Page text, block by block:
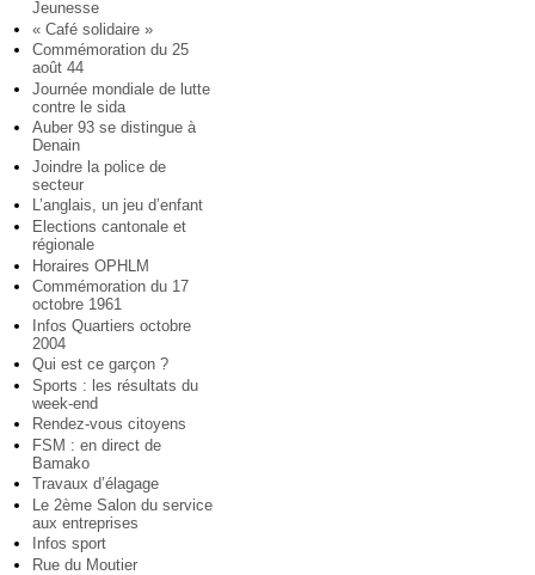
Jeunesse
« Café solidaire »
Commémoration du 25
août 44
Journée mondiale de lutte
contre le sida
Auber 93 se distingue à
Denain
Joindre la police de
secteur
L’anglais, un jeu d’enfant
Elections cantonale et
régionale
Horaires OPHLM
Commémoration du 17
octobre 1961
Infos Quartiers octobre
2004
Qui est ce garçon ?
Sports : les résultats du
week-end
Rendez-vous citoyens
FSM : en direct de
Bamako
Travaux d’élagage
Le 2ème Salon du service
aux entreprises
Infos sport
Rue du Moutier